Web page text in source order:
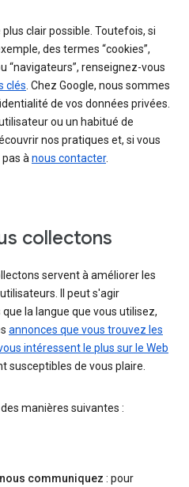
clair possible. Toutefois, si
des termes “cookies”,
“navigateurs”, renseignez-vous
clés. Chez Google, nous sommes
de vos données privées.
ou un habitué de
nos pratiques et, si vous
pas ànous contacter.
collectons
servent à améliorer les
Il peut s'agir
la langue que vous utilisez,
annonces que vous trouvez les
intéressent le plus sur le Web
susceptibles de vous plaire.
manières suivantes :
communiquez : pour